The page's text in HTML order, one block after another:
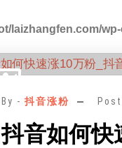
laizhangfen.com/
By -抖音涨粉
抖音如何快